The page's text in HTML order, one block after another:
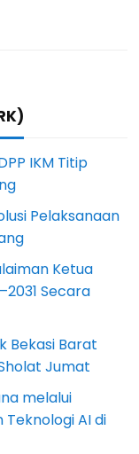
IKM Titip
Pelaksanaan
Ketua
Secara
Bekasi Barat
Jumat
melalui
Teknologi AI di